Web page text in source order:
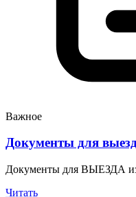
Важное
Документы для
Документы для ВЫЕЗДА
Читать